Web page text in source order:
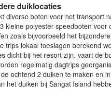
duiklocaties
diverse boten voor het transport
kleine polyester speedboten
zoals bijvoorbeeld het
trips lokaal toeslagen berekend
dicht bij het resort zijn, vaart de
regelmatig dagtrips
ochtend 2 duiken te maken en
het duiken bij Sangat Island